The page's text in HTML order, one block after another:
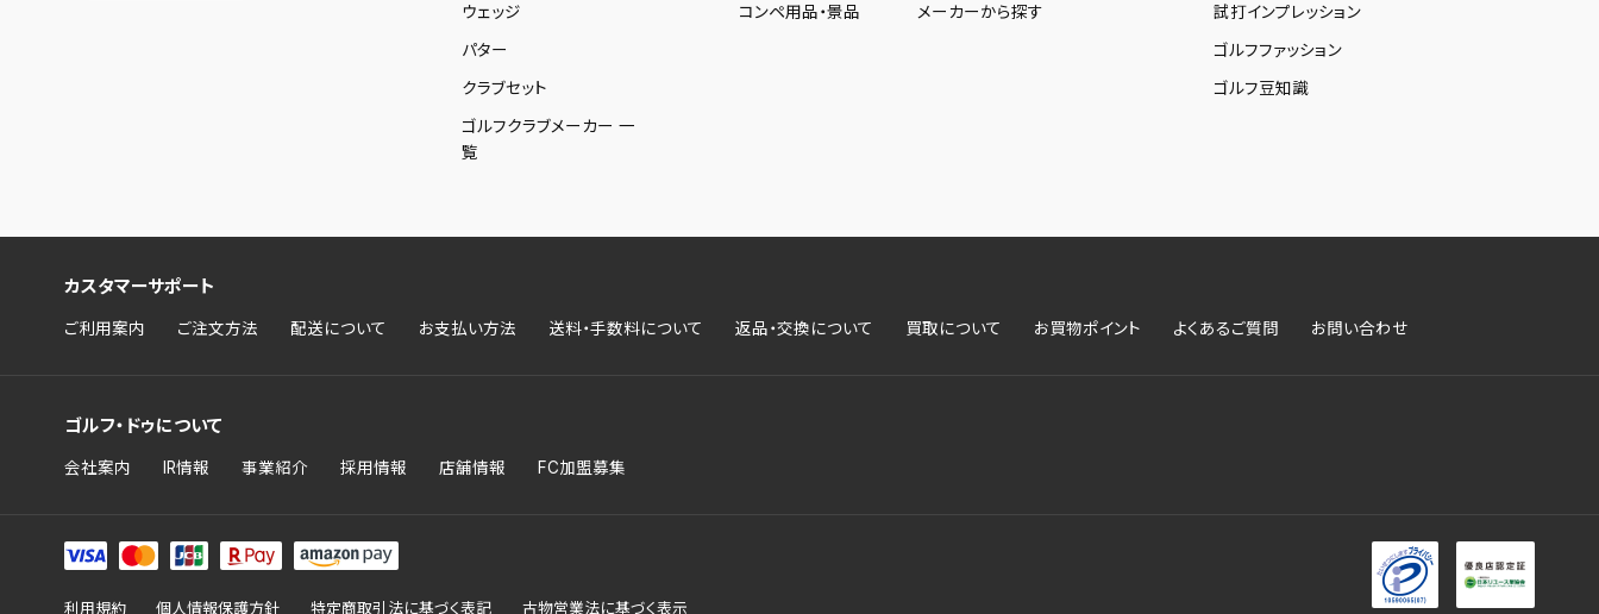
ウェッジ
パター
クラブセット
ゴルフクラブメーカー 一
覧
コンペ用品・景品
メーカーから探す
試打インプレッション
ゴルフファッション
ゴルフ豆知識
カスタマーサポート
ご利用案内 ご注文方法 配送について お支払い方法 送料・手数料について 返品・交換について 買取について お買物ポイント よくあるご質問 お問い合わせ
ゴルフ・ドゥについて
会社案内 IR情報 事業紹介 採用情報 店舗情報 FC加盟募集
利用規約 個人情報保護方針 特定商取引法に基づく表記 古物営業法に基づく表示